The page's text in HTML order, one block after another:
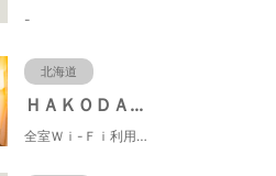
-
北海道
ＨＡＫＯＤＡＴＥ 男爵倶楽部 ＨＯＴＥＬ＆ＲＥＳＯＲＴＳ
全室Ｗｉ-Ｆｉ利用可能！朝市まで徒歩1分という好立地の都市型リゾートホテル。バルコニー・キッチン付！